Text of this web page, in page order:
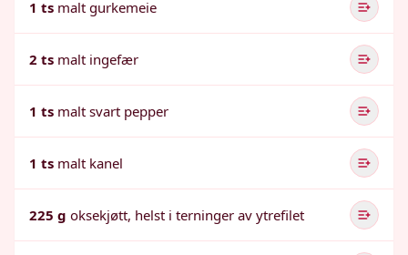
1 ts malt gurkemeie
2 ts malt ingefær
1 ts malt svart pepper
1 ts malt kanel
225 g oksekjøtt, helst i terninger av ytrefilet